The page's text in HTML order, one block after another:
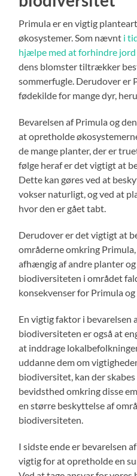
Primula er en vigtig
økosystemer. Som nævnt i
hjælpe med at forhindre jord
dens blomster tiltrækker
sommerfugle. Derudover er
fødekilde for mange dyr,
Bevarelsen af Primula og
at opretholde
de mange planter, der er
følge heraf er det vigtigt at
Dette kan gøres ved at
vokser naturligt, og ved at
hvor den er gået tabt.
Derudover er det vigtigt at
områderne omkring
afhængig af andre planter
biodiversiteten i området
konsekvenser for Primula
En vigtig faktor i bevarelsen
biodiversiteten er også at
at inddrage
uddanne dem om
biodiversitet, kan der
bevidsthed omkring disse
en større beskyttelse af
biodiversiteten.
I sidste ende er bevarelsen
vigtig for at opretholde en